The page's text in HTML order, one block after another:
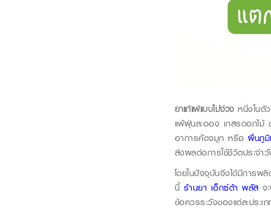
ยาแก้แพ้แบบไม่ง่วงหนึ่งในตั
แพ้ฝุ่นละออง เกสรดอกไ
อาการคัดจมูก หรือ ผื่นภู
ส่งผลต่อการใช้ชีวิตประจ
โดยในปัจจุบันจึงได้มีการผ
นี้ ร้านยา เอ็กซ์ต้า พลัส จ
ข้อควรระวังของแต่ละประ